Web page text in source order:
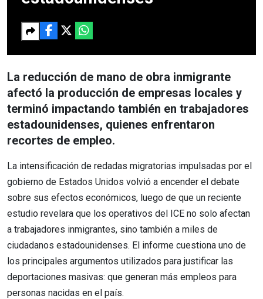
La reducción de mano de obra inmigrante
afectó la producción de empresas locales y
terminó impactando también en trabajadores
estadounidenses, quienes enfrentaron
recortes de empleo.
La intensificación de redadas migratorias impulsadas por el
gobierno de Estados Unidos volvió a encender el debate
sobre sus efectos económicos, luego de que un reciente
estudio revelara que los operativos del ICE no solo afectan
a trabajadores inmigrantes, sino también a miles de
ciudadanos estadounidenses. El informe cuestiona uno de
los principales argumentos utilizados para justificar las
deportaciones masivas: que generan más empleos para
personas nacidas en el país.